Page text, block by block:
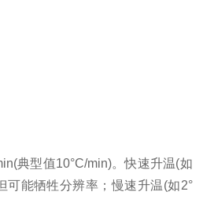
典型值10°C/min)。快速升温(如
可能牺牲分辨率；慢速升温(如2°